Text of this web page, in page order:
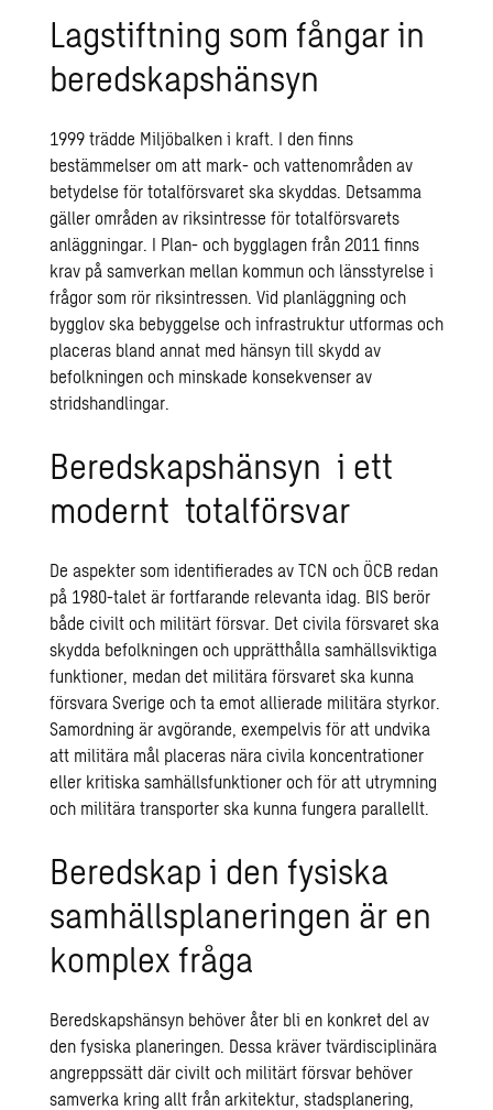
Lagstiftning som fångar in
beredskapshänsyn
1999 trädde Miljöbalken i kraft. I den finns
bestämmelser om att mark- och vattenområden av
betydelse för totalförsvaret ska skyddas. Detsamma
gäller områden av riksintresse för totalförsvarets
anläggningar. I Plan- och bygglagen från 2011 finns
krav på samverkan mellan kommun och länsstyrelse i
frågor som rör riksintressen. Vid planläggning och
bygglov ska bebyggelse och infrastruktur utformas och
placeras bland annat med hänsyn till skydd av
befolkningen och minskade konsekvenser av
stridshandlingar.
Beredskapshänsyn i ett
modernt totalförsvar
De aspekter som identifierades av TCN och ÖCB redan
på 1980-talet är fortfarande relevanta idag. BIS berör
både civilt och militärt försvar. Det civila försvaret ska
skydda befolkningen och upprätthålla samhällsviktiga
funktioner, medan det militära försvaret ska kunna
försvara Sverige och ta emot allierade militära styrkor.
Samordning är avgörande, exempelvis för att undvika
att militära mål placeras nära civila koncentrationer
eller kritiska samhällsfunktioner och för att utrymning
och militära transporter ska kunna fungera parallellt.
Beredskap i den fysiska
samhällsplaneringen är en
komplex fråga
Beredskapshänsyn behöver åter bli en konkret del av
den fysiska planeringen. Dessa kräver tvärdisciplinära
angreppssätt där civilt och militärt försvar behöver
samverka kring allt från arkitektur, stadsplanering,